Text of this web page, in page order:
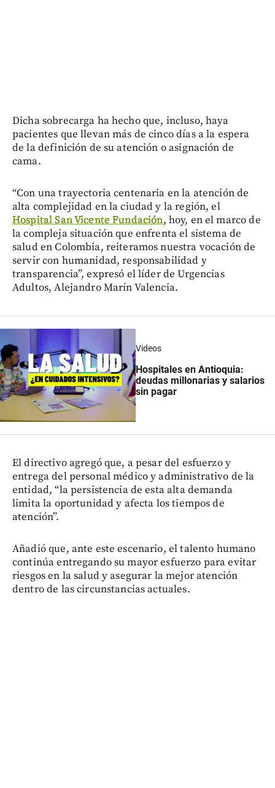
Dicha sobrecarga ha hecho que, incluso, haya
pacientes que llevan más de cinco días a la espera
de la definición de su atención o asignación de
cama.
“Con una trayectoria centenaria en la atención de
alta complejidad en la ciudad y la región, el
Hospital San Vicente Fundación, hoy, en el marco de
la compleja situación que enfrenta el sistema de
salud en Colombia, reiteramos nuestra vocación de
servir con humanidad, responsabilidad y
transparencia”, expresó el líder de Urgencias
Adultos, Alejandro Marín Valencia.
Videos
Hospitales en Antioquia:
deudas millonarias y salarios
sin pagar
El directivo agregó que, a pesar del esfuerzo y
entrega del personal médico y administrativo de la
entidad, “la persistencia de esta alta demanda
limita la oportunidad y afecta los tiempos de
atención”.
Añadió que, ante este escenario, el talento humano
continúa entregando su mayor esfuerzo para evitar
riesgos en la salud y asegurar la mejor atención
dentro de las circunstancias actuales.